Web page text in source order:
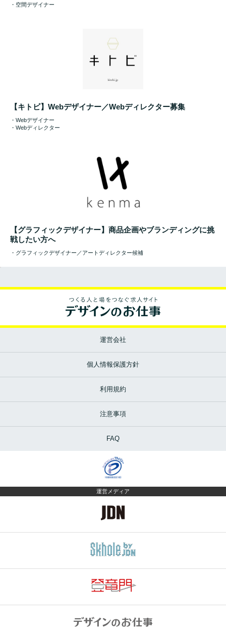
・空間デザイナー
【キトビ】Webデザイナー／Webディレクター募集
・Webデザイナー
・Webディレクター
【グラフィックデザイナー】商品企画やブランディングに挑
戦したい方へ
・グラフィックデザイナー／アートディレクター候補
運営会社
個人情報保護方針
利用規約
注意事項
FAQ
運営メディア